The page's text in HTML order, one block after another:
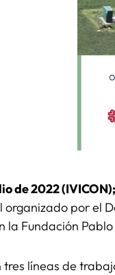
de 2022 (IVICON);
organizado por el
la Fundación
líneas de